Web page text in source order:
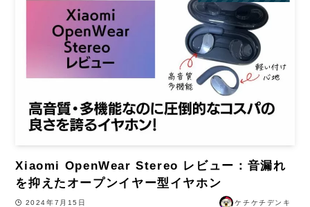
Xiaomi OpenWear Stereo レビュー：音漏れ
を抑えたオープンイヤー型イヤホン
2024年7月15日 ケチケチデンキ